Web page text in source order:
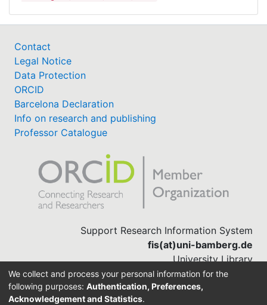
Contact
Legal Notice
Data Protection
ORCID
Barcelona Declaration
Info on research and publishing
Professor Catalogue
Support Research Information System
fis(at)uni-bamberg.de
University Library
(0951) 863-1568
We collect and process your personal information for the
following purposes: Authentication, Preferences,
Acknowledgement and Statistics.